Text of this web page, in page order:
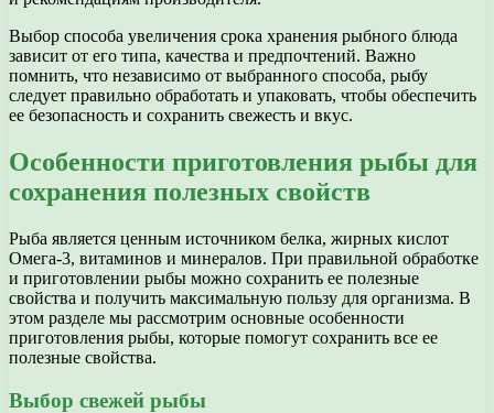
Выбор способа увеличения срока хранения рыбного блюда
зависит от его типа, качества и предпочтений. Важно
помнить, что независимо от выбранного способа, рыбу
следует правильно обработать и упаковать, чтобы обеспечить
ее безопасность и сохранить свежесть и вкус.
Особенности приготовления рыбы для
сохранения полезных свойств
Рыба является ценным источником белка, жирных кислот
Омега-3, витаминов и минералов. При правильной обработке
и приготовлении рыбы можно сохранить ее полезные
свойства и получить максимальную пользу для организма. В
этом разделе мы рассмотрим основные особенности
приготовления рыбы, которые помогут сохранить все ее
полезные свойства.
Выбор свежей рыбы